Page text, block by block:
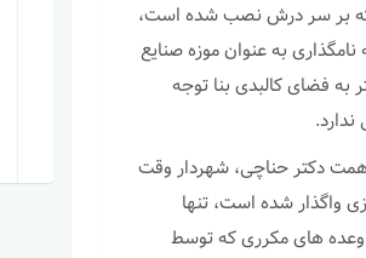
که بر سر درش نصب شده است،
به عنوان موزه صنایع
به فضای کالبدی بنا توجه
دکتر حناچی، شهردار وقت
واگذار شده است، تنها
وعده های مکرری که توسط